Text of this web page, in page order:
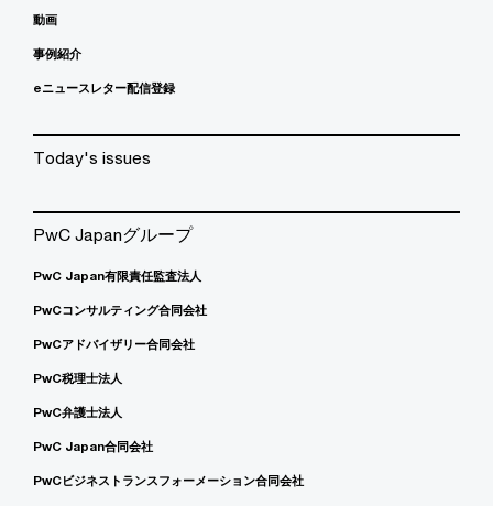
動画
事例紹介
eニュースレター配信登録
Today's issues
PwC Japanグループ
PwC Japan有限責任監査法人
PwCコンサルティング合同会社
PwCアドバイザリー合同会社
PwC税理士法人
PwC弁護士法人
PwC Japan合同会社
PwCビジネストランスフォーメーション合同会社